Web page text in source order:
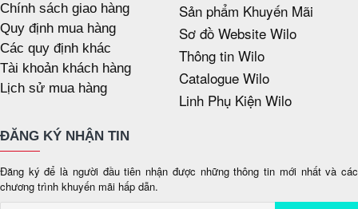
Chính sách giao hàng
Quy định mua hàng
Các quy định khác
Tài khoản khách hàng
Lịch sử mua hàng
Sản phẩm Khuyến Mãi
Sơ đồ Website Wilo
Thông tin Wilo
Catalogue Wilo
Linh Phụ Kiện Wilo
ĐĂNG KÝ NHẬN TIN
Đăng ký để là người đầu tiên nhận được những thông tin mới nhất và các
chương trình khuyến mãi hấp dẫn.